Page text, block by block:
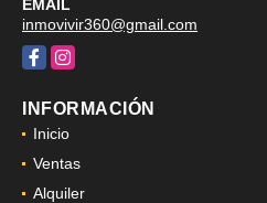
EMAIL
inmovivir360@gmail.com
FacebookInstagram
INFORMACIÓN
Inicio
Ventas
Alquiler